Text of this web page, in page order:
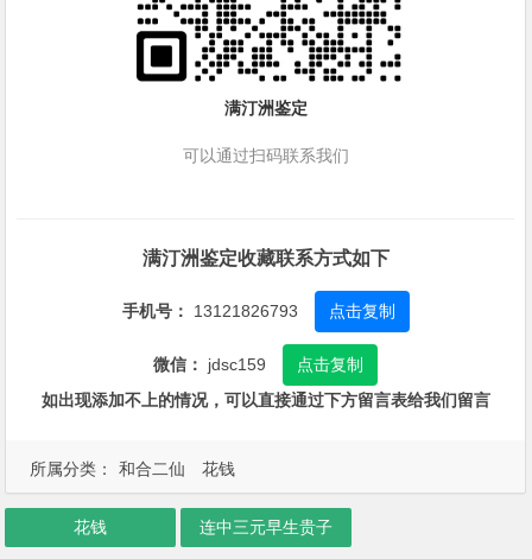
所属分类： 和合二仙 花钱
满汀洲鉴定
可以通过扫码联系我们
满汀洲鉴定收藏联系方式如下
手机号： 13121826793 点击复制
微信： jdsc159
点击复制
如出现添加不上的情况，可以直接通过下方留言表给我们留言
花钱 连中三元早生贵子